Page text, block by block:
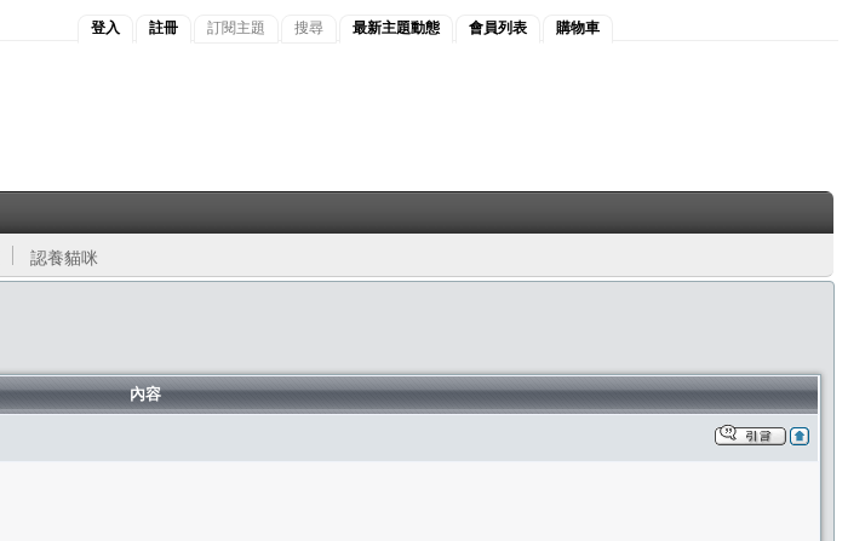
登入 註冊 訂閱主題 搜尋 最新主題動態 會員列表 購物車
認養貓咪
內容